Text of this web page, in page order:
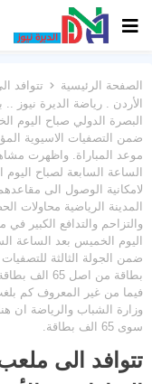
الصفحة الرئيسية
الأردن . رياضة الديرة نيوز
البصرة الدولي صباح اليوم
موعد المباراة. واظهرت
الساعة السابعة لصباح اليوم
لامكانية الوصول الى
المدينة الرياضية محاولات
والتزاحم والتدافع الكبير
اليوم الخميس بعد الساعة
بطاقة من
فيما من غير المعروف كم
سوى 65 الف بطاقة.